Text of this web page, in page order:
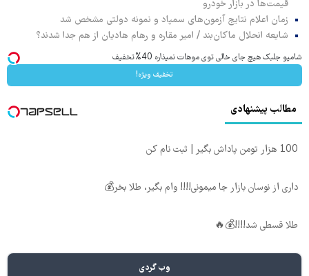
قیمت‌ها در بازار خودرو
زمان اعلام نتایج آزمون‌های سمپاد و نمونه دولتی مشخص شد
شایعه انحلال ماکان‌بند / امیر مقاره و رهام هادیان از هم جدا شدند؟
شامپو جلبک هیچ جای خالی توی موهات نمیذاره 40%تخفیف
تخفیف ویژه!
مطالب پیشنهادی
100 هزار تومن پاداش بگیر | ثبت نام کن
داری از نوسان بازار جا میمونی!!!! وام بگیر، طلا بخر💰
طلا قسطی شد!!!!💰🔥
وب گردی